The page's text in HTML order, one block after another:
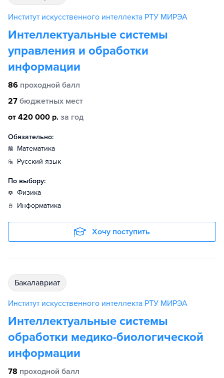
Институт искусственного интеллекта РТУ МИРЭА
Интеллектуальные системы
управления и обработки
информации
86 проходной балл
27 бюджетных мест
от 420 000 р. за год
Обязательно:
математика
русский язык
По выбору:
физика
информатика
Хочу поступить
бакалавриат
Институт искусственного интеллекта РТУ МИРЭА
Интеллектуальные системы
обработки медико-биологической
информации
78 проходной балл